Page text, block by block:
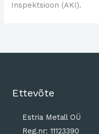
Inspektsioon (AKI).
Ettevõte
Estria Metall OÜ
Reg.nr: 11123390